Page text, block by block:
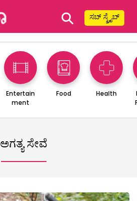
⚲ ಸಬ್ ಸ್ಕ್ರೈಬ್
Entertain
ment
Food Health
ಅಗತ್ಯ ಸೇವೆ